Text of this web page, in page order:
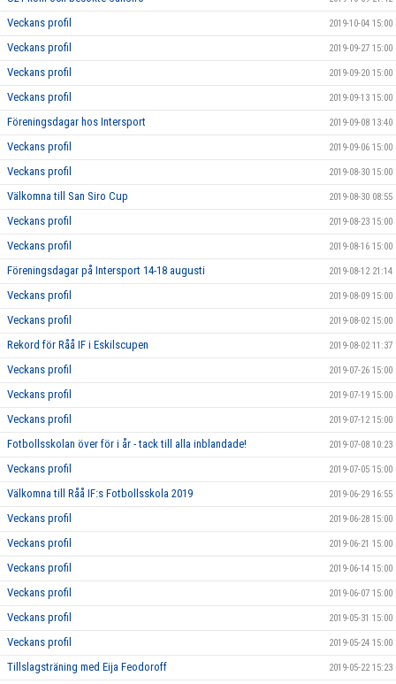
Veckans profil 2019-10-04 15:00
Veckans profil 2019-09-27 15:00
Veckans profil 2019-09-20 15:00
Veckans profil 2019-09-13 15:00
Föreningsdagar hos Intersport 2019-09-08 13:40
Veckans profil 2019-09-06 15:00
Veckans profil 2019-08-30 15:00
Välkomna till San Siro Cup 2019-08-30 08:55
Veckans profil 2019-08-23 15:00
Veckans profil 2019-08-16 15:00
Föreningsdagar på Intersport 14-18 augusti 2019-08-12 21:14
Veckans profil 2019-08-09 15:00
Veckans profil 2019-08-02 15:00
Rekord för Råå IF i Eskilscupen 2019-08-02 11:37
Veckans profil 2019-07-26 15:00
Veckans profil 2019-07-19 15:00
Veckans profil 2019-07-12 15:00
Fotbollsskolan över för i år - tack till alla inblandade! 2019-07-08 10:23
Veckans profil 2019-07-05 15:00
Välkomna till Råå IF:s Fotbollsskola 2019 2019-06-29 16:55
Veckans profil 2019-06-28 15:00
Veckans profil 2019-06-21 15:00
Veckans profil 2019-06-14 15:00
Veckans profil 2019-06-07 15:00
Veckans profil 2019-05-31 15:00
Veckans profil 2019-05-24 15:00
Tillslagsträning med Eija Feodoroff 2019-05-22 15:23